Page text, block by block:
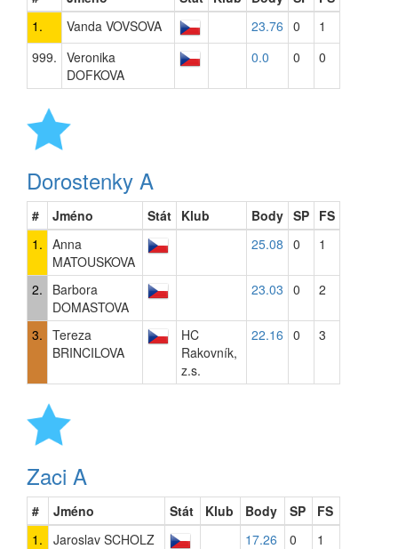
1.
Vanda VOVSOVA 23.76 0
1
999. Veronika
DOFKOVA
0.0 0 0
Dorostenky A
# Jméno Stát Klub Body SP FS
1. Anna
MATOUSKOVA
25.08 0 1
2.
Barbora
DOMASTOVA
23.03 0 2
3. Tereza
BRINCILOVA
HC
Rakovník,
z.s.
22.16 0 3
Zaci A
# Jméno Stát Klub Body SP
FS
1.
Jaroslav SCHOLZ 17.26 0 1